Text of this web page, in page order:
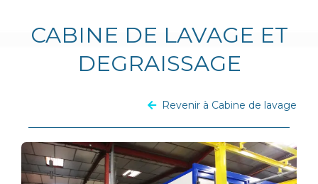
CABINE DE LAVAGE ET
DEGRAISSAGE
Revenir à Cabine de lavage